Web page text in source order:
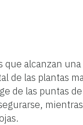
alcanzan
las plantas
de las puntas